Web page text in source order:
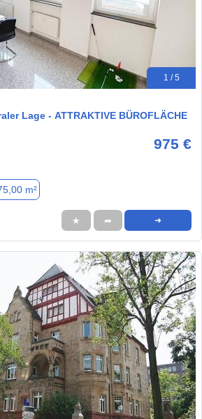
1 / 5
Lage - ATTRAKTIVE BÜROFLÄCHE
975 €
m²
★ ➦ ➜